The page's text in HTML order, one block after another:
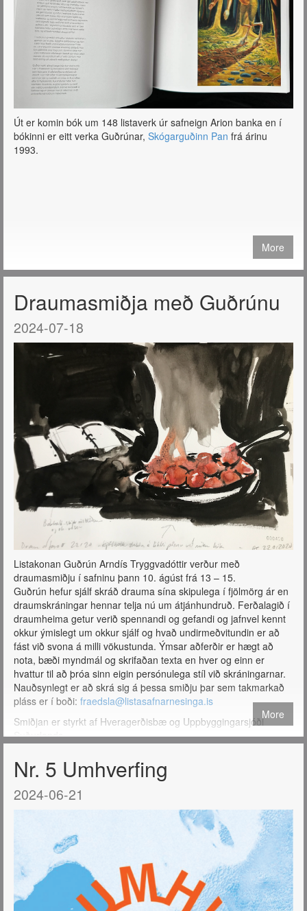
Út er komin bók um 148 listaverk úr safneign Arion banka en í
bókinni er eitt verka Guðrúnar, Skógarguðinn Pan frá árinu
1993.
More
Draumasmiðja með Guðrúnu
2024-07-18
Listakonan Guðrún Arndís Tryggvadóttir verður með
draumasmiðju í safninu þann 10. ágúst frá 13 – 15.
Guðrún hefur sjálf skráð drauma sína skipulega í fjölmörg ár en
draumskráningar hennar telja nú um átjánhundruð. Ferðalagið í
draumheima getur verið spennandi og gefandi og jafnvel kennt
okkur ýmislegt um okkur sjálf og hvað undirmeðvitundin er að
fást við svona á milli vökustunda. Ýmsar aðferðir er hægt að
nota, bæði myndmál og skrifaðan texta en hver og einn er
hvattur til að þróa sinn eigin persónulega stíl við skráningarnar.
Nauðsynlegt er að skrá sig á þessa smiðju þar sem takmarkað
pláss er í boði: fraedsla@listasafnarnesinga.is
Smiðjan er styrkt af Hveragerðisbæ og Uppbyggingarsjóði
Suðurlands.
More
Nr. 5 Umhverfing
2024-06-21